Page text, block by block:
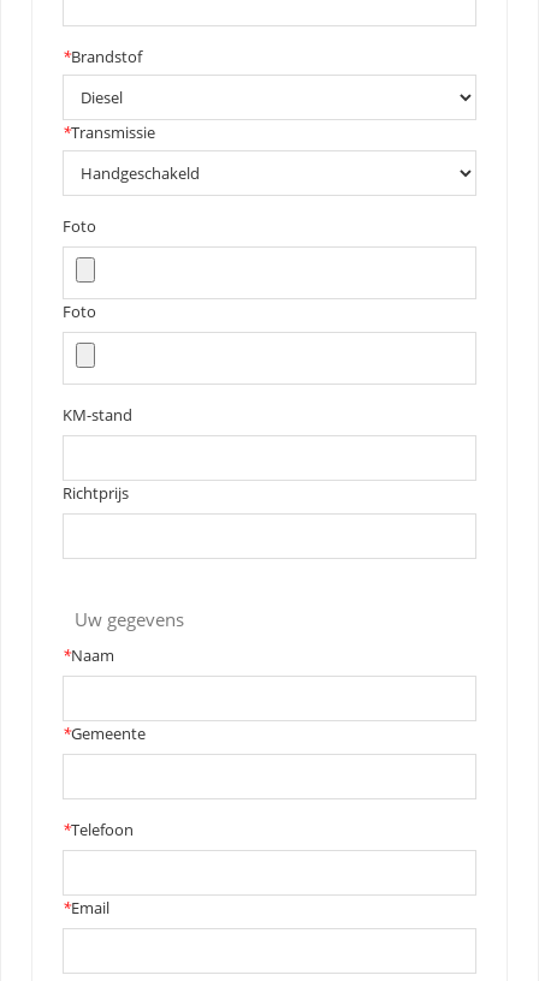
*Brandstof
*Transmissie
Foto
Foto
KM-stand
Richtprijs
Uw gegevens
*Naam
*Gemeente
*Telefoon
*Email